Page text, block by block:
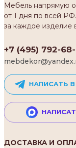
Мебель напрямую
от 1 дня по всей
за каждое изделие
+7 (495) 792-
НАПИСАТЬ В
ДОСТАВКА И